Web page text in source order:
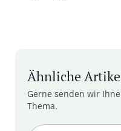
Ähnliche
Gerne senden wir
Thema.